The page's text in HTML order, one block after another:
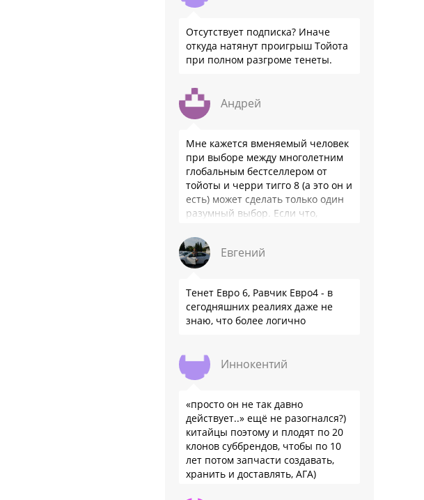
Отсутствует подписка? Иначе
откуда натянут проигрыш Тойота
при полном разгроме тенеты.
Андрей
Мне кажется вменяемый человек
при выборе между многолетним
глобальным бестселлером от
тойоты и черри тигго 8 (а это он и
есть) может сделать только один
разумный выбор. Если что,
Евгений
Тенет Евро 6, Равчик Евро4 - в
сегодняшних реалиях даже не
знаю, что более логично
Иннокентий
«просто он не так давно
действует..» ещё не разогнался?)
китайцы поэтому и плодят по 20
клонов суббрендов, чтобы по 10
лет потом запчасти создавать,
хранить и доставлять, АГА)